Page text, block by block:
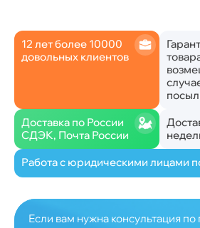
12 лет более 10000
довольных клиентов
Доставка по России
СДЭК, Почта России
Работа с юридическими лицами
Если вам нужна консультация